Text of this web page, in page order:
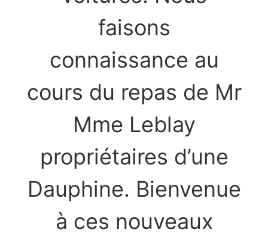
faisons
connaissance au
cours du repas de Mr
Mme Leblay
propriétaires d’une
Dauphine. Bienvenue
à ces nouveaux